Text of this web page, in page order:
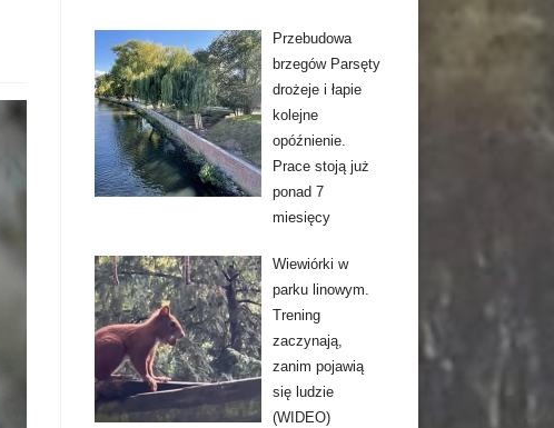
Przebudowa
brzegów Parsęty
drożeje i łapie
kolejne
opóźnienie.
Prace stoją już
ponad 7
miesięcy
Wiewiórki w
parku linowym.
Trening
zaczynają,
zanim pojawią
się ludzie
(WIDEO)